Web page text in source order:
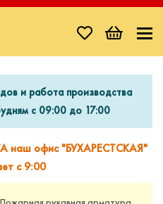
и работа производства
с 09:00 до 17:00
наш офис "БУХАРЕСТСКАЯ"
с 9:00